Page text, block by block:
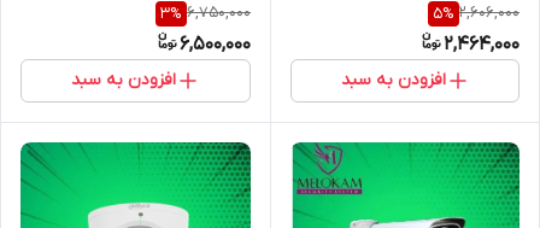
2,606,000
5%
2,464,000
افزودن به سبد
6,750,000
3%
6,500,000
افزودن به سبد